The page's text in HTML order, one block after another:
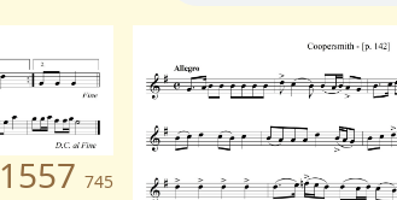
1557 745